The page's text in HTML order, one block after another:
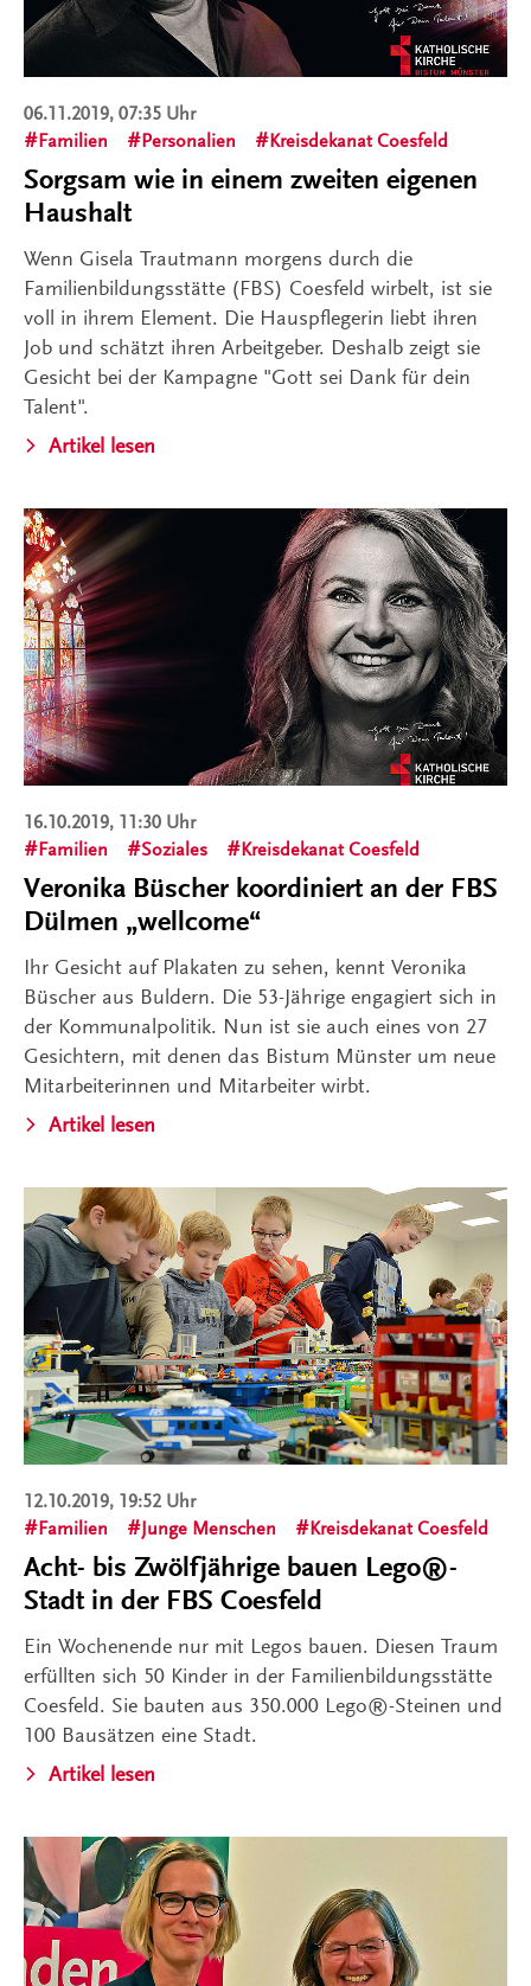
06.11.2019, 07:35 Uhr
Familien
Personalien Kreisdekanat Coesfeld
Sorgsam wie in einem zweiten eigenen
Haushalt
Wenn Gisela Trautmann morgens durch die
Familienbildungsstätte (FBS) Coesfeld wirbelt, ist sie
voll in ihrem Element. Die Hauspflegerin liebt ihren
Job und schätzt ihren Arbeitgeber. Deshalb zeigt sie
Gesicht bei der Kampagne "Gott sei Dank für dein
Talent".
Artikel lesen
16.10.2019, 11:30 Uhr
Familien
Soziales Kreisdekanat Coesfeld
Veronika Büscher koordiniert an der FBS
Dülmen „wellcome“
Ihr Gesicht auf Plakaten zu sehen, kennt Veronika
Büscher aus Buldern. Die 53-Jährige engagiert sich in
der Kommunalpolitik. Nun ist sie auch eines von 27
Gesichtern, mit denen das Bistum Münster um neue
Mitarbeiterinnen und Mitarbeiter wirbt.
Artikel lesen
12.10.2019, 19:52 Uhr
Familien
Junge Menschen Kreisdekanat Coesfeld
Acht- bis Zwölfjährige bauen Lego®-
Stadt in der FBS Coesfeld
Ein Wochenende nur mit Legos bauen. Diesen Traum
erfüllten sich 50 Kinder in der Familienbildungsstätte
Coesfeld. Sie bauten aus 350.000 Lego®-Steinen und
100 Bausätzen eine Stadt.
Artikel lesen